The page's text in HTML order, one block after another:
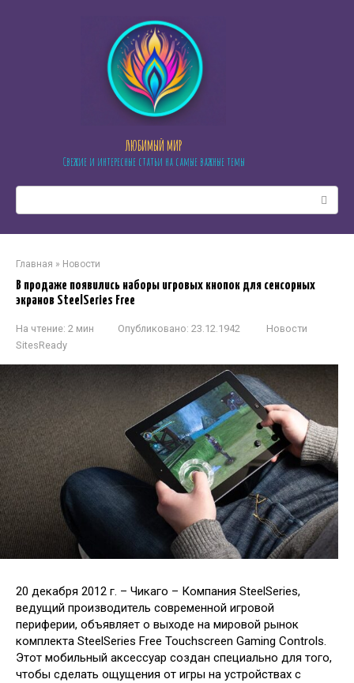
ЛЮБИМЫЙ МИР
Свежие и интересные статьи на самые важные темы
Главная » Новости
В продаже появились наборы игровых кнопок для сенсорных
экранов SteelSeries Free
На чтение: 2 мин Опубликовано: 23.12.1942
Новости
SitesReady
20 декабря 2012 г. – Чикаго – Компания SteelSeries,
ведущий производитель современной игровой
периферии, объявляет о выходе на мировой рынок
комплекта SteelSeries Free Touchscreen Gaming Controls.
Этот мобильный аксессуар создан специально для того,
чтобы сделать ощущения от игры на устройствах с